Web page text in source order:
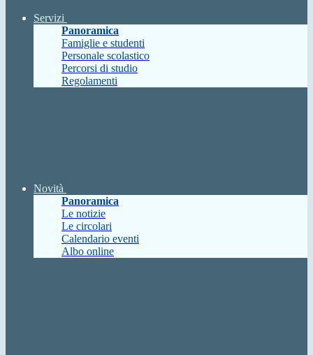
Servizi
Panoramica
Famiglie e studenti
Personale scolastico
Percorsi di studio
Regolamenti
Novità
Panoramica
Le notizie
Le circolari
Calendario eventi
Albo online